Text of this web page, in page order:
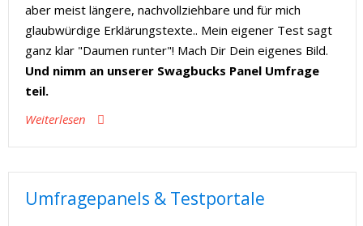
aber meist längere, nachvollziehbare und für mich
glaubwürdige Erklärungstexte.. Mein eigener Test sagt
ganz klar "Daumen runter"! Mach Dir Dein eigenes Bild.
Und nimm an unserer Swagbucks Panel Umfrage
teil.
Weiterlesen
Umfragepanels & Testportale